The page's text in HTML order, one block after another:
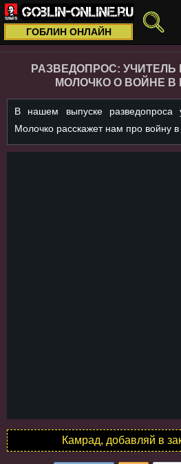
ГОБЛИН ОНЛАЙН
РАЗВЕДОПРОС: УЧИТЕЛЬ
МОЛОЧКО О ВОЙНЕ
В нашем выпуске разведопроса
Молочко расскажет нам про войну
Камрад, добавляй в